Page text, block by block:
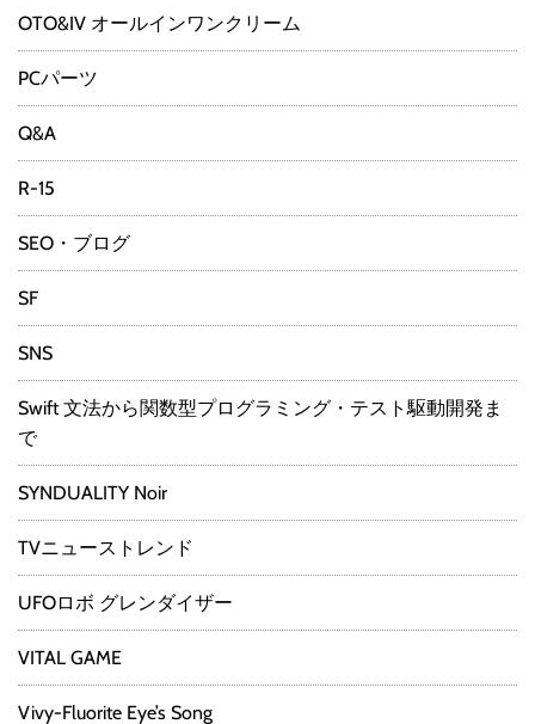
OTO&IV オールインワンクリーム
PCパーツ
Q&A
R-15
SEO・ブログ
SF
SNS
Swift 文法から関数型プログラミング・テスト駆動開発ま
で
SYNDUALITY Noir
TVニューストレンド
UFOロボ グレンダイザー
VITAL GAME
Vivy-Fluorite Eye’s Song